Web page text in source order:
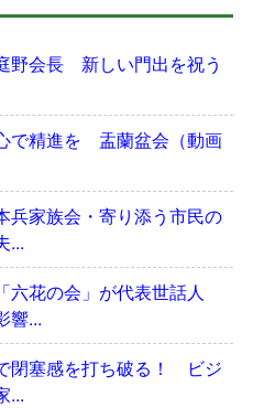
会長 新しい門出を祝う
で精進を 盂蘭盆会（動画
兵家族会・寄り添う市民の
...
六花の会」が代表世話人
響...
閉塞感を打ち破る！ ビジ
...